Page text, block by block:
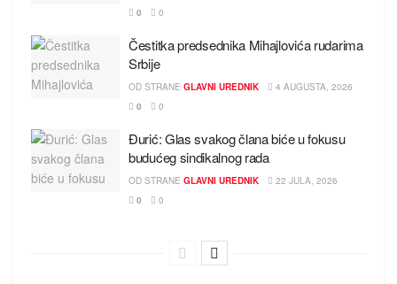
0 0
Čestitka predsednika Mihajlovića rudarima
Srbije
OD STRANE GLAVNI UREDNIK
4 AUGUSTA, 2026
0
0
Đurić: Glas svakog člana biće u fokusu
budućeg sindikalnog rada
OD STRANE GLAVNI UREDNIK
22 JULA, 2026
0
0